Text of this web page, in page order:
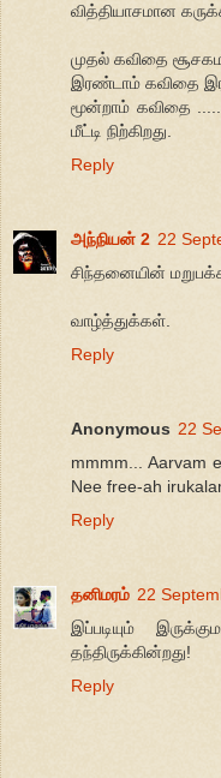
வித்தியாசமான
முதல் கவிதை
இரண்டாம் கவிதை
மூன்றாம் கவிதை
மீட்டி நிற்கிறது.
Reply
அந்நியன் 2 22
சிந்தனையின்
வாழ்த்துக்கள்.
Reply
Anonymous 22
mmmm... Aarvam
Nee free-ah
Reply
தனிமரம் 22
இப்படியும்
தந்திருக்கின்றது!
Reply